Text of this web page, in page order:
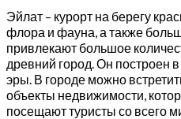
Эйлат – курорт на берегу
флора и фауна, а также
привлекают большое
древний город. Он построен
эры. В городе можно
объекты недвижимости,
посещают туристы со всего